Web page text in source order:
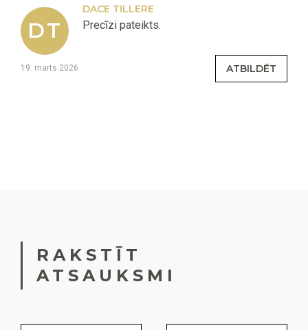
DT
DACE TILLERE
Precīzi pateikts.
19. marts 2026 ATBILDĒT
RAKSTĪT
ATSAUKSMI